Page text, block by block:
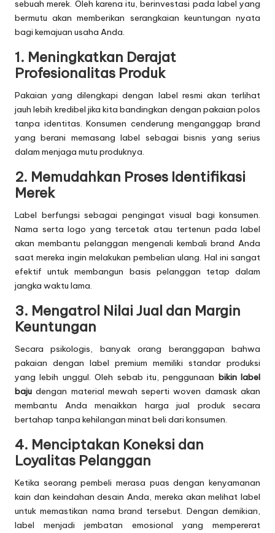
sebuah merek. Oleh karena itu, berinvestasi pada label yang
bermutu akan memberikan serangkaian keuntungan nyata
bagi kemajuan usaha Anda.
1. Meningkatkan Derajat
Profesionalitas Produk
Pakaian yang dilengkapi dengan label resmi akan terlihat
jauh lebih kredibel jika kita bandingkan dengan pakaian polos
tanpa identitas. Konsumen cenderung menganggap brand
yang berani memasang label sebagai bisnis yang serius
dalam menjaga mutu produknya.
2. Memudahkan Proses Identifikasi
Merek
Label berfungsi sebagai pengingat visual bagi konsumen.
Nama serta logo yang tercetak atau tertenun pada label
akan membantu pelanggan mengenali kembali brand Anda
saat mereka ingin melakukan pembelian ulang. Hal ini sangat
efektif untuk membangun basis pelanggan tetap dalam
jangka waktu lama.
3. Mengatrol Nilai Jual dan Margin
Keuntungan
Secara psikologis, banyak orang beranggapan bahwa
pakaian dengan label premium memiliki standar produksi
yang lebih unggul. Oleh sebab itu, penggunaan bikin label
baju dengan material mewah seperti woven damask akan
membantu Anda menaikkan harga jual produk secara
bertahap tanpa kehilangan minat beli dari konsumen.
4. Menciptakan Koneksi dan
Loyalitas Pelanggan
Ketika seorang pembeli merasa puas dengan kenyamanan
kain dan keindahan desain Anda, mereka akan melihat label
untuk memastikan nama brand tersebut. Dengan demikian,
label menjadi jembatan emosional yang mempererat